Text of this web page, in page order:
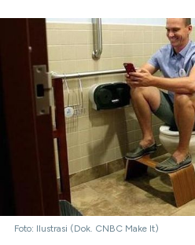
Foto: Ilustrasi (Dok. CNBC Make It)